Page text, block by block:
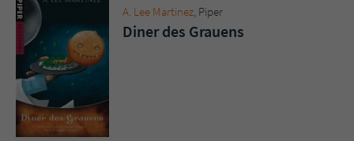
A. Lee Martinez , Piper
Diner des Grauens
Zweck
Dieses Cookie gewährleistet die